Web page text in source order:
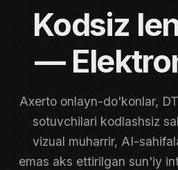
Kodsiz
—
Axerto onlayn-do'konlar,
sotuvchilari kodlashsiz
vizual muharrir, AI-
emas aks ettirilgan sun'iy